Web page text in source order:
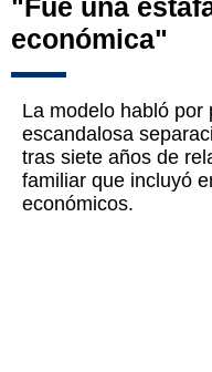
"Fue una
económica"
La modelo habló por
escandalosa
tras siete años de
familiar que incluyó
económicos.